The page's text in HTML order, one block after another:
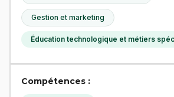
Gestion et marketing
Éducation technologique et métiers
Compétences :